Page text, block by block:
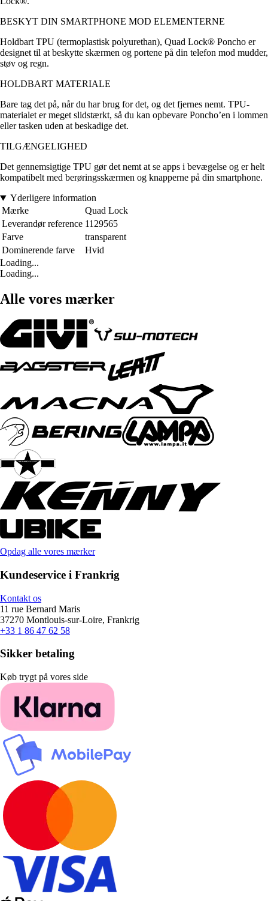
BESKYT DIN SMARTPHONE MOD ELEMENTERNE
Holdbart TPU (termoplastisk polyurethan), Quad Lock® Poncho er
designet til at beskytte skærmen og portene på din telefon mod mudder,
støv og regn.
HOLDBART MATERIALE
Bare tag det på, når du har brug for det, og det fjernes nemt. TPU-
materialet er meget slidstærkt, så du kan opbevare Poncho’en i lommen
eller tasken uden at beskadige det.
TILGÆNGELIGHED
Det gennemsigtige TPU gør det nemt at se apps i bevægelse og er helt
kompatibelt med berøringsskærmen og knapperne på din smartphone.
Yderligere information
Mærke
Quad Lock
Leverandør reference 1129565
Farve
transparent
Dominerende farve
Hvid
Loading...
Loading...
Alle vores mærker
Opdag alle vores mærker
Kundeservice i Frankrig
Kontakt os
11 rue Bernard Maris
37270 Montlouis-sur-Loire, Frankrig
+33 1 86 47 62 58
Sikker betaling
Køb trygt på vores side